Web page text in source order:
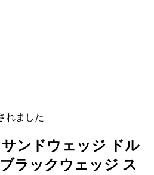
れました
ンドウェッジ ドル
ラックウェッジ ス